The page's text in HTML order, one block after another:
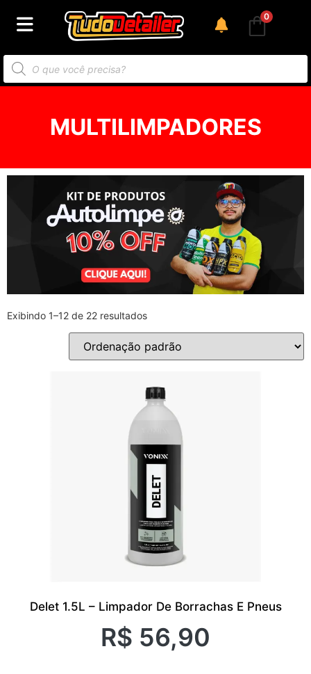
0
MULTILIMPADORES
Exibindo 1–12 de 22 resultados
Delet 1.5L – Limpador De Borrachas E Pneus
R$ 56,90